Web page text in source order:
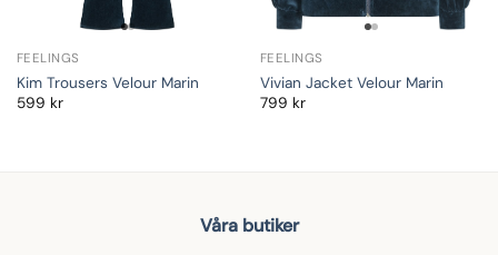
FEELINGS
Kim Trousers Velour Marin
599 kr
FEELINGS
Vivian Jacket Velour Marin
799 kr
Våra butiker